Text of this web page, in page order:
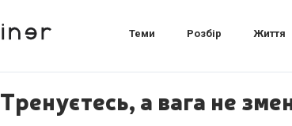
Теми Розбір Життя
Тренуєтесь, а вага не